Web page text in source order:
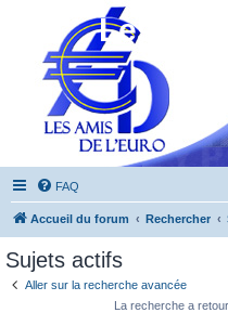
Les
FAQ
Accueil du forum Rechercher
Sujets actifs
Aller sur la recherche avancée
La recherche a